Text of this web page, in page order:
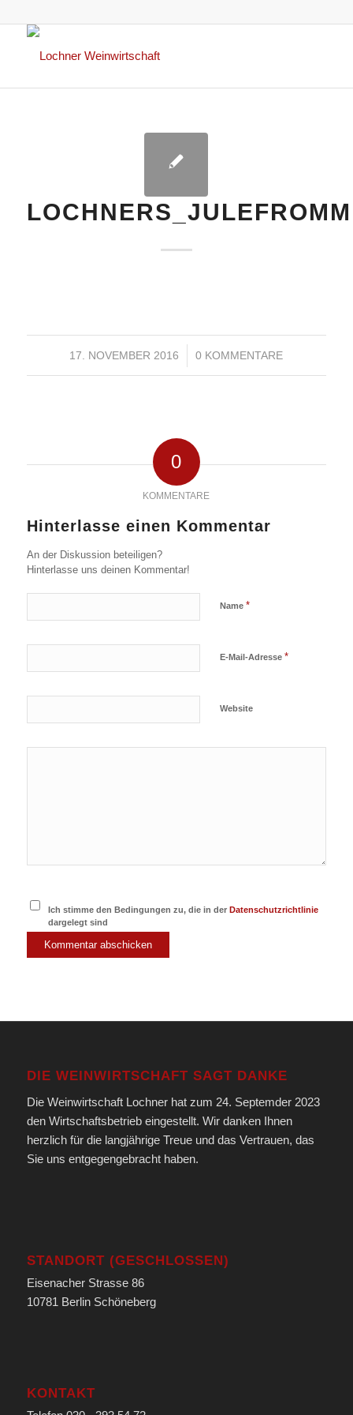
17. NOVEMBER 2016
/ 0 KOMMENTARE
0
KOMMENTARE
Hinterlasse einen Kommentar
An der Diskussion beteiligen?
Hinterlasse uns deinen Kommentar!
Name *
E-Mail-Adresse *
Website
Ich stimme den Bedingungen zu, die in der Datenschutzrichtlinie
dargelegt sind
DIE WEINWIRTSCHAFT SAGT DANKE
Die Weinwirtschaft Lochner hat zum 24. Septemder 2023
den Wirtschaftsbetrieb eingestellt. Wir danken Ihnen
herzlich für die langjährige Treue und das Vertrauen, das
Sie uns entgegengebracht haben.
STANDORT (GESCHLOSSEN)
Eisenacher Strasse 86
10781 Berlin Schöneberg
KONTAKT